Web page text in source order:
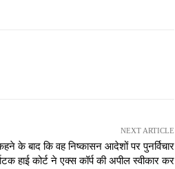
NEXT ARTICLE
के बाद कि वह निष्कासन आदेशों पर पुनर्विचार
हाई कोर्ट ने एक्स कॉर्प की अपील स्वीकार कर